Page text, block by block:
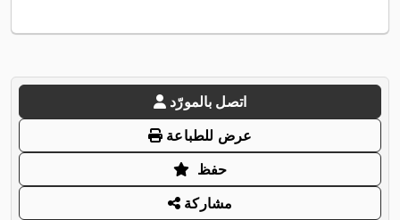
اتصل بالمورّد
عرض للطباعة
حفظ
مشاركة